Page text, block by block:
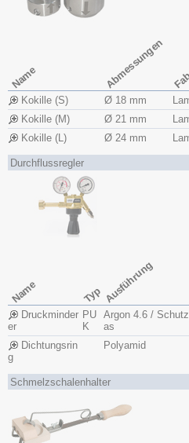
Name Abmessungen
Kokille (S) Ø 18 mm
Kokille (M)
Ø 21 mm
Kokille (L)
Ø 24 mm
Durchflussregler
Name Typ Ausführung
Druckminder
er
PU
K
Argon 4.6 /
as
Dichtungsrin
g
Polyamid
Schmelzschalenhalter